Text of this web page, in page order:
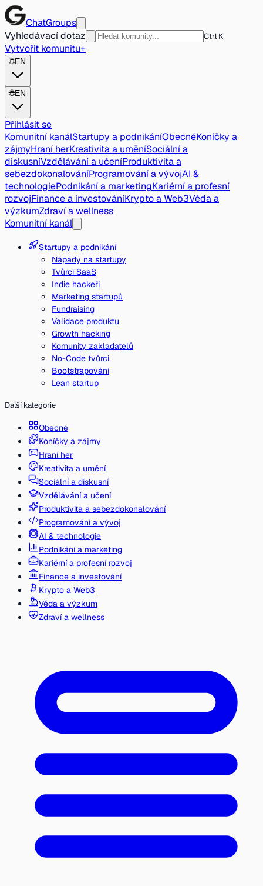
ChatGroups
Vyhledávací dotaz
Ctrl K
Vytvořit komunitu+
🌐EN
🌐EN
Přihlásit se
Komunitní kanálStartupy a podnikáníObecnéKoníčky a
zájmyHraní herKreativita a uměníSociální a
diskusníVzdělávání a učeníProduktivita a
sebezdokonalováníProgramování a vývojAI &
technologiePodnikání a marketingKariérní a profesní
rozvojFinance a investováníKrypto a Web3Věda a
výzkumZdraví a wellness
Komunitní kanál
Startupy a podnikání
Nápady na startupy
Tvůrci SaaS
Indie hackeři
Marketing startupů
Fundraising
Validace produktu
Growth hacking
Komunity zakladatelů
No-Code tvůrci
Bootstrapování
Lean startup
Další kategorie
Obecné
Koníčky a zájmy
Hraní her
Kreativita a umění
Sociální a diskusní
Vzdělávání a učení
Produktivita a sebezdokonalování
Programování a vývoj
AI & technologie
Podnikání a marketing
Kariérní a profesní rozvoj
Finance a investování
Krypto a Web3
Věda a výzkum
Zdraví a wellness